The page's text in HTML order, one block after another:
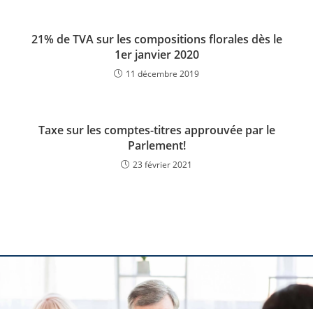
21% de TVA sur les compositions florales dès le
1er janvier 2020
11 décembre 2019
Taxe sur les comptes-titres approuvée par le
Parlement!
23 février 2021